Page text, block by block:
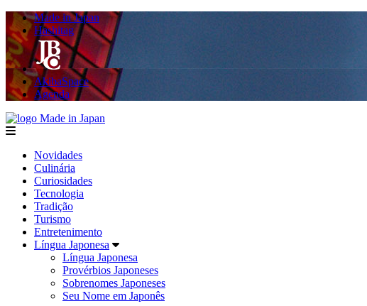
Made in Japan
Hashitag
AkibaSpace
Agenda
menu
Novidades
Culinária
Curiosidades
Tecnologia
Tradição
Turismo
Entretenimento
Língua Japonesa
Língua Japonesa
Provérbios Japoneses
Sobrenomes Japoneses
Seu Nome em Japonês